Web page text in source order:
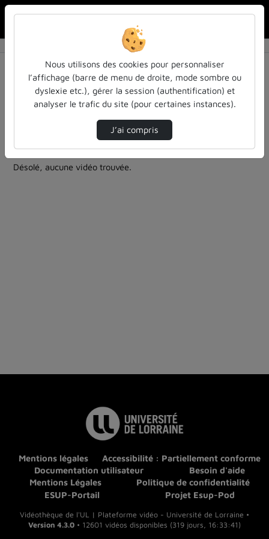
Résultats de la recherche
Filtres actifs (cliquer pour en retirer) :
education
entendu-des-confs-a-ecouter
colloques-et-conferences
Allemand
0 vidéo trouvée
Désolé, aucune vidéo trouvée.
Mentions légales
Accessibilité : Partiellement conforme
Documentation utilisateur
Besoin d'aide
Mentions Légales
Politique de confidentialité
ESUP-Portail
Projet Esup-Pod
Vidéothèque de l'UL | Plateforme vidéo - Université de Lorraine •
Version 4.3.0 • 12601 vidéos disponibles (319 jours, 16:33:41)
Nous utilisons des cookies pour personnaliser
l’affichage (barre de menu de droite, mode sombre ou
dyslexie etc.), gérer la session (authentification) et
analyser le trafic du site (pour certaines instances).
J’ai compris